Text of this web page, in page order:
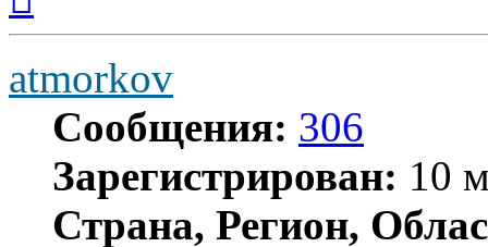
началу
atmorkov
Сообщения: 306
Зарегистрирован: 10
Страна, Регион,